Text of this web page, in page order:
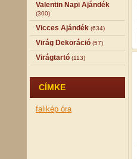
Valentin Napi Ajándék
(300)
Vicces Ajándék (634)
Virág Dekoráció (57)
Virágtartó (113)
CÍMKE
falikép óra